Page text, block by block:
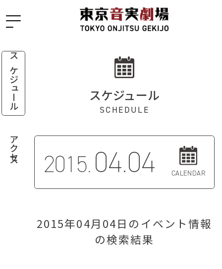
スケジュール
アクセス
スケジュール
SCHEDULE
2015.04.04 CALENDAR
2015年04月04日のイベント情報
の検索結果